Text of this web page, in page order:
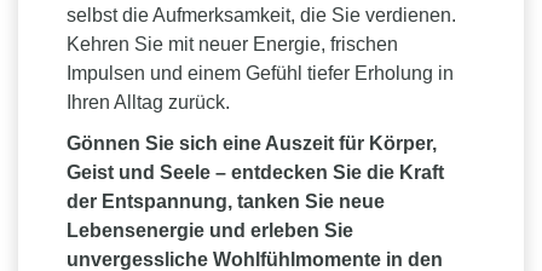
selbst die Aufmerksamkeit, die Sie verdienen.
Kehren Sie mit neuer Energie, frischen
Impulsen und einem Gefühl tiefer Erholung in
Ihren Alltag zurück.
Gönnen Sie sich eine Auszeit für Körper,
Geist und Seele – entdecken Sie die Kraft
der Entspannung, tanken Sie neue
Lebensenergie und erleben Sie
unvergessliche Wohlfühlmomente in den